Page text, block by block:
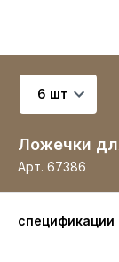
Выберите
Ложечки
Арт. 67386
спецификации